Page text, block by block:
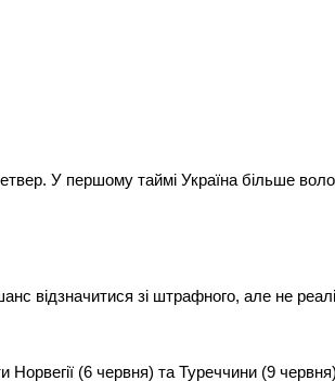
У першому таймі Україна більше
відзначитися зі штрафного, але не
Норвегії (6 червня) та Туреччини (9